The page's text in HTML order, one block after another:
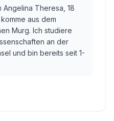
Angelina Theresa, 18
aus dem
Murg. Ich studiere
an der
und bin bereits seit 1-